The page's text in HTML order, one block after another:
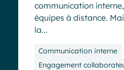
communication
équipes à distance.
la...
Communication interne
Engagement